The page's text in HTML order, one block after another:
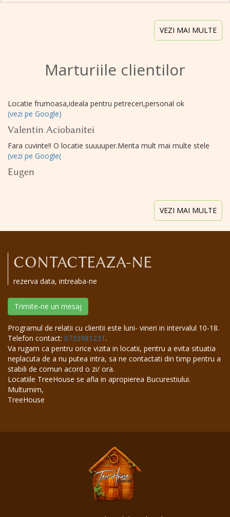
VEZI MAI MULTE
Marturiile clientilor
Locatie frumoasa,ideala pentru petreceri,personal ok
(vezi pe Google)
Valentin Aciobanitei
Fara cuvinte!! O locatie suuuuper.Merita mult mai multe stele
(vezi pe Google(
Eugen
VEZI MAI MULTE
CONTACTEAZA-NE
rezerva data, intreaba-ne
Trimite-ne un mesaj
Programul de relatii cu clientii este luni- vineri in intervalul 10-18.
Telefon contact: 0733981231 .
Va rugam ca pentru orice vizita in locatii, pentru a evita situatia
neplacuta de a nu putea intra, sa ne contactati din timp pentru a
stabili de comun acord o zi/ ora.
Locatiile TreeHouse se afla in apropierea Bucurestiului.
Multumim,
TreeHouse